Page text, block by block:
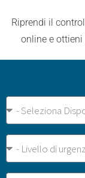
Riprendi il
online e
Dispositivo